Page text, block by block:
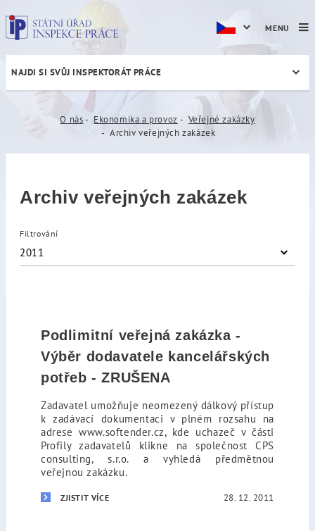
Archiv veřejných zakázek
NAJDI SI SVŮJ INSPEKTORÁT PRÁCE
O nás Ekonomika a provoz
Veřejné zakázky
Archiv veřejných zakázek
Archiv veřejných zakázek
Filtrování
2011
Podlimitní veřejná zakázka -
Výběr dodavatele kancelářských
potřeb - ZRUŠENA
Zadavatel umožňuje neomezený dálkový přístup
k zadávací dokumentaci v plném rozsahu na
adrese www.softender.cz, kde uchazeč v části
Profily zadavatelů klikne na společnost CPS
consulting, s.r.o. a vyhledá předmětnou
veřejnou zakázku.
ZJISTIT VÍCE 28. 12. 2011
MENU